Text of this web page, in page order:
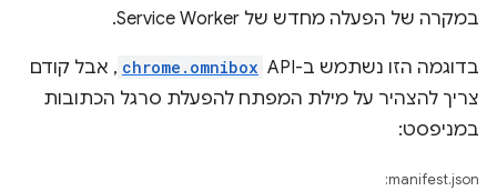
במקרה של הפעלה מחדש של Service Worker.
בדוגמה הזו נשתמש ב-API‏ chrome.omnibox , אבל קודם
צריך להצהיר על מילת המפתח להפעלת סרגל הכתובות
במניפסט:
manifest.json: